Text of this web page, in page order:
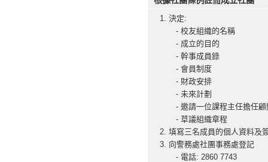
決定:
- 校友組織的名稱
- 成立的目的
- 幹事成員錄
- 會員制度
- 財政安排
- 未來計劃
- 邀請一位課程主任擔任顧
- 草議組織章程
填寫三名成員的個人資料及
向警務處社團事務處登記
- 電話: 2860 7743